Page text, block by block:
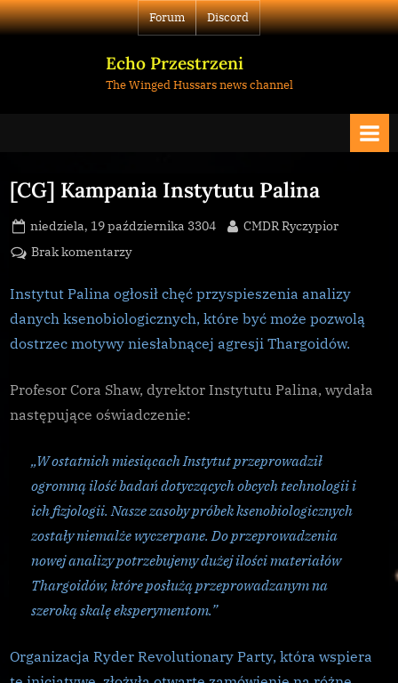
Skip
to
Forum Discord
Echo Przestrzeni
The Winged Hussars news channel
[CG] Kampania Instytutu Palina
Posted
on
niedziela, 19 października 3304 By
CMDR Ryczypior
Brak komentarzydo
Kampania
Instytutu
Instytut Palina ogłosił chęć przyspieszenia analizy
danych ksenobiologicznych, które być może pozwolą
dostrzec motywy niesłabnącej agresji Thargoidów.
Profesor Cora Shaw, dyrektor Instytutu Palina, wydała
następujące oświadczenie:
„W ostatnich miesiącach Instytut przeprowadził
ogromną ilość badań dotyczących obcych technologii i
ich fizjologii. Nasze zasoby próbek ksenobiologicznych
zostały niemalże wyczerpane. Do przeprowadzenia
nowej analizy potrzebujemy dużej ilości materiałów
Thargoidów, które posłużą przeprowadzanym na
szeroką skalę eksperymentom.”
Organizacja Ryder Revolutionary Party, która wspiera